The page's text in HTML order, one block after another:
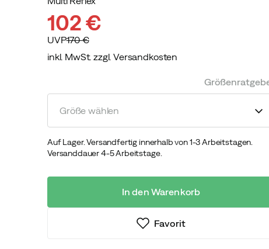
discounted
102 €
original
UVP170 €
inkl. MwSt. zzgl. Versandkosten
Größe wählen
Auf Lager. Versandfertig innerhalb von 1-3 Arbeitstagen.
Versanddauer 4-5 Arbeitstage.
In den Warenkorb
Favorit